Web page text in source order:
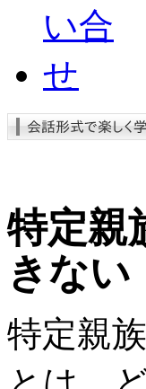
特定親
きない
特定親